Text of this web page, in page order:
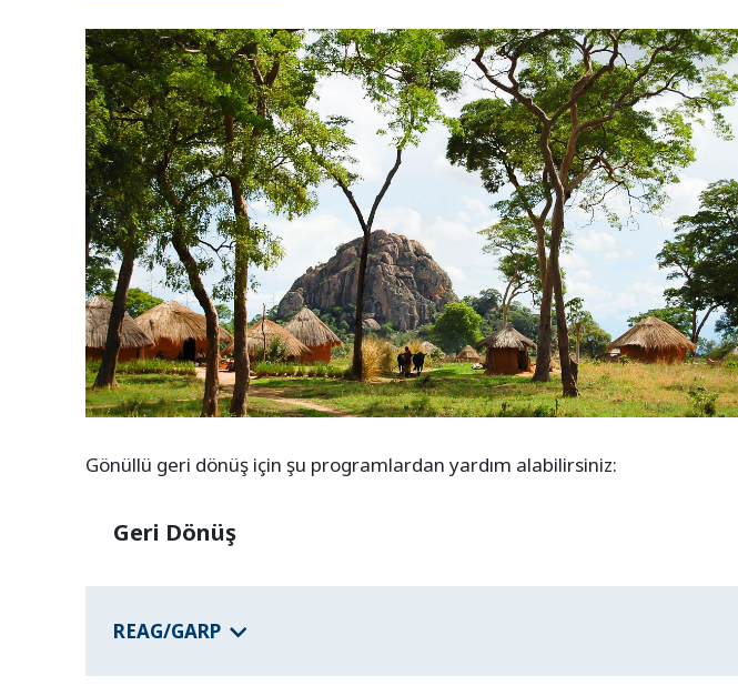
Gönüllü geri dönüş için şu programlardan yardım alabilirsiniz:
Geri Dönüş
REAG/GARP